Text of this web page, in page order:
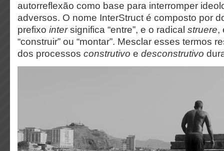
autorreflexão como base para interromper
adversos. O nome InterStruct é composto por
prefixo intersignifica “entre”, e o radical struere,
“construir” ou “montar”. Mesclar esses termos
dos processos construtivo e desconstrutivo